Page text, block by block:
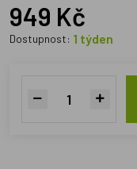
949 Kč
Dostupnost: 1 týden